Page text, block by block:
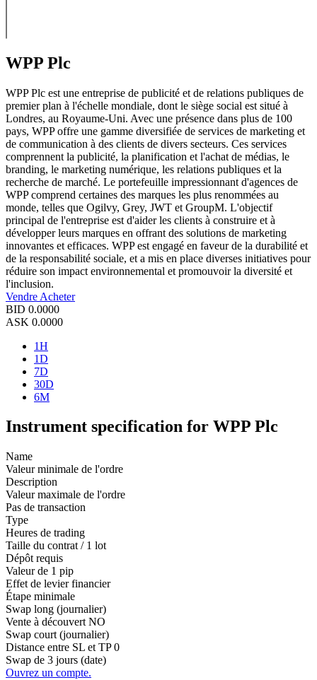
WPP Plc
WPP Plc est une entreprise de publicité et de relations publiques de
premier plan à l'échelle mondiale, dont le siège social est situé à
Londres, au Royaume-Uni. Avec une présence dans plus de 100
pays, WPP offre une gamme diversifiée de services de marketing et
de communication à des clients de divers secteurs. Ces services
comprennent la publicité, la planification et l'achat de médias, le
branding, le marketing numérique, les relations publiques et la
recherche de marché. Le portefeuille impressionnant d'agences de
WPP comprend certaines des marques les plus renommées au
monde, telles que Ogilvy, Grey, JWT et GroupM. L'objectif
principal de l'entreprise est d'aider les clients à construire et à
développer leurs marques en offrant des solutions de marketing
innovantes et efficaces. WPP est engagé en faveur de la durabilité et
de la responsabilité sociale, et a mis en place diverses initiatives pour
réduire son impact environnemental et promouvoir la diversité et
l'inclusion.
Vendre Acheter
BID 0.0000
ASK 0.0000
1H
1D
7D
30D
6M
Instrument specification for WPP Plc
Name
Valeur minimale de l'ordre
Description
Valeur maximale de l'ordre
Pas de transaction
Type
Heures de trading
Taille du contrat / 1 lot
Dépôt requis
Valeur de 1 pip
Effet de levier financier
Étape minimale
Swap long (journalier)
Vente à découvert NO
Swap court (journalier)
Distance entre SL et TP 0
Swap de 3 jours (date)
Ouvrez un compte.